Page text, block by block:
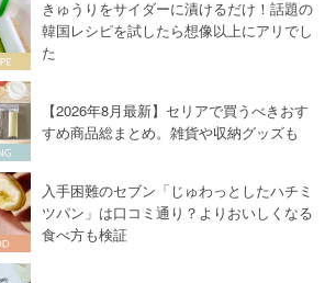
きゅうりをサイダーに漬けるだけ！話題の
韓国レシピを試したら想像以上にアリでし
た
【2026年8月最新】セリアで買うべきおす
すめ商品総まとめ。雑貨や収納グッズも
入手困難のセブン「じゅわっとしたハチミ
ツパン」は口コミ通り？よりおいしくなる
食べ方も検証